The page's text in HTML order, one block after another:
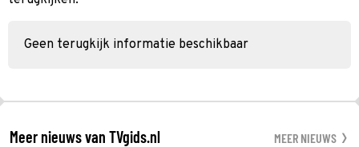
Geen terugkijk informatie beschikbaar
Meer nieuws van TVgids.nl MEER NIEUWS